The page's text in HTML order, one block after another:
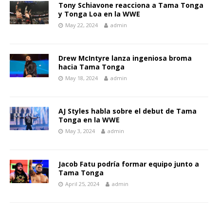
Tony Schiavone reacciona a Tama Tonga
y Tonga Loa en la WWE
May 22, 2024 admin
Drew McIntyre lanza ingeniosa broma
hacia Tama Tonga
May 18, 2024 admin
AJ Styles habla sobre el debut de Tama
Tonga en la WWE
May 3, 2024 admin
Jacob Fatu podría formar equipo junto a
Tama Tonga
April 25, 2024 admin